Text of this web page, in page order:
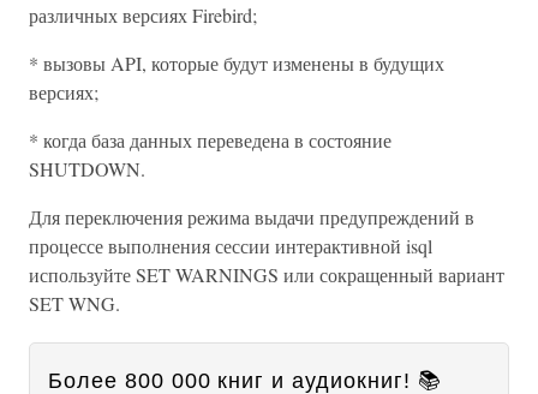
различных версиях Firebird;
* вызовы API, которые будут изменены в будущих
версиях;
* когда база данных переведена в состояние
SHUTDOWN.
Для переключения режима выдачи предупреждений в
процессе выполнения сессии интерактивной isql
используйте SET WARNINGS или сокращенный вариант
SET WNG.
Более 800 000 книг и аудиокниг! 📚